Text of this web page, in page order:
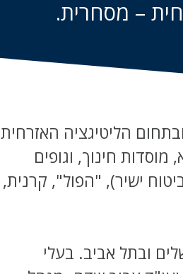
– מסחרית.
הליטיגציה האזרחית
חינוך, וגופים
ישיר), "הפול", קרנית,
ובתל אביב. בעלי